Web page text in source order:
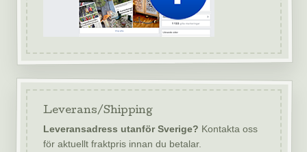
Leverans/Shipping
Leveransadress utanför Sverige? Kontakta oss
för aktuellt fraktpris innan du betalar.